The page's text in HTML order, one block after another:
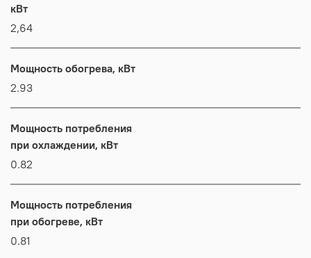
кВт
2,64
Мощность обогрева, кВт
2.93
Мощность потребления
при охлаждении, кВт
0.82
Мощность потребления
при обогреве, кВт
0.81